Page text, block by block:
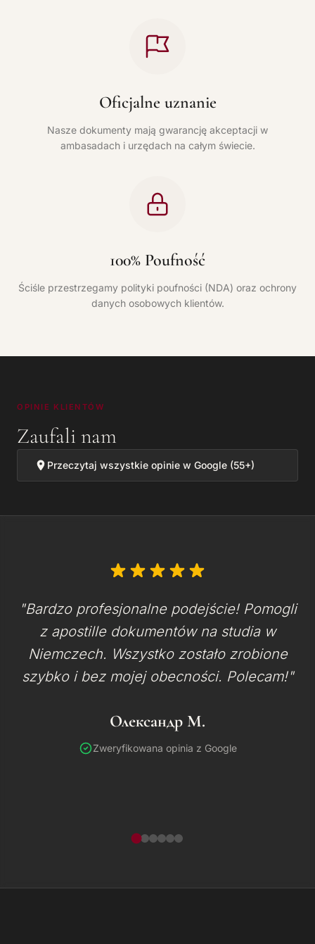
Oficjalne uznanie
Nasze dokumenty mają gwarancję akceptacji w
ambasadach i urzędach na całym świecie.
100% Poufność
Ściśle przestrzegamy polityki poufności (NDA) oraz ochrony
danych osobowych klientów.
OPINIE KLIENTÓW
Zaufali nam
Przeczytaj wszystkie opinie w Google (55+)
"Bardzo profesjonalne podejście! Pomogli
z apostille dokumentów na studia w
Niemczech. Wszystko zostało zrobione
szybko i bez mojej obecności. Polecam!"
Олександр М.
Zweryfikowana opinia z Google